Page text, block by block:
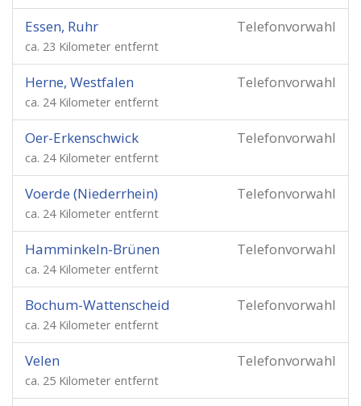
Telefonvorwahl
Essen, Ruhr
ca. 23 Kilometer entfernt
Telefonvorwahl
Herne, Westfalen
ca. 24 Kilometer entfernt
Telefonvorwahl
Oer-Erkenschwick
ca. 24 Kilometer entfernt
Telefonvorwahl
Voerde (Niederrhein)
ca. 24 Kilometer entfernt
Telefonvorwahl
Hamminkeln-Brünen
ca. 24 Kilometer entfernt
Telefonvorwahl
Bochum-Wattenscheid
ca. 24 Kilometer entfernt
Telefonvorwahl
Velen
ca. 25 Kilometer entfernt